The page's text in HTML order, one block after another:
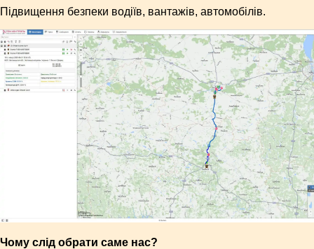
Підвищення безпеки водіїв, вантажів, автомобілів.
Чому слід обрати саме нас?